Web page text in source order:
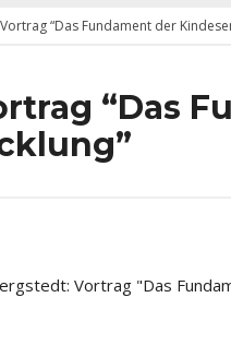
“Das Fundament der
“Das